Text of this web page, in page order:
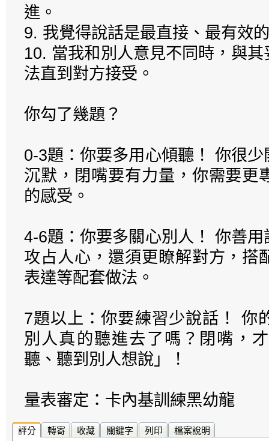
進。
9. 我覺得說話是最直接、最有效
10. 當我和別人意見不同時，與
法直到對方接受。
你勾了幾題？
0-3題：你要多用心傾聽！ 你很
沉默，閉嘴要有力量，你需要更
的感受。
4-6題：你要多關心別人！ 你善
攻占人心，還須更瞭解對方，搭
表達等配套做法。
7題以上：你要練習少說話！ 你
別人真的聽進去了嗎？閉嘴，
聽、聽到別人想說」！
量表審定：卡內基訓練黑幼龍
評分 轉寄 收藏 關鍵字 列印 檔案說明